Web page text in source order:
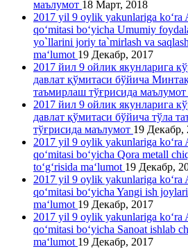
маълумот 18 Март, 2018
2017 yil 9 oylik yakunlariga ko‘ra
qo‘mitasi bo‘yicha Umumiy
yo`llarini joriy ta`mirlash va
ma‘lumot 19 Декабр, 2017
2017 йил 9 ойлик якунларига
давлат қўмитаси бўйича
таъмирлаш тўғрисида маълумот
2017 йил 9 ойлик якунларига
давлат қўмитаси бўйича тўла
тўғрисида маълумот 19 Декабр,
2017 yil 9 oylik yakunlariga ko‘ra
qo‘mitasi bo‘yicha Qora metall
to‘g‘risida ma‘lumot 19 Декабр,
2017 yil 9 oylik yakunlariga ko‘ra
qo‘mitasi bo‘yicha Yangi ish
ma‘lumot 19 Декабр, 2017
2017 yil 9 oylik yakunlariga ko‘ra
qo‘mitasi bo‘yicha Sanoat ishlab
ma‘lumot 19 Декабр, 2017